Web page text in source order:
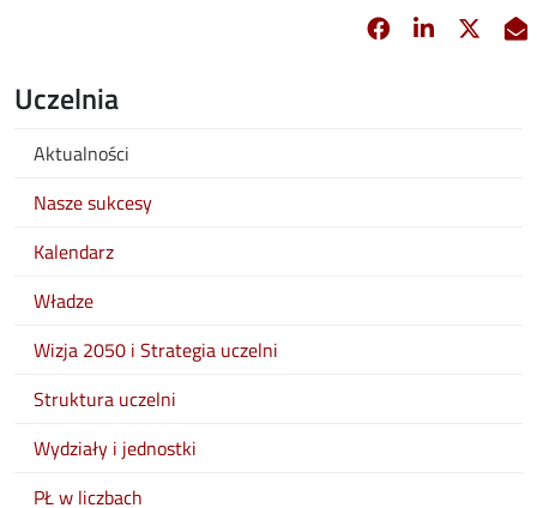
Facebook
opens in new
Linkedin
opens in
X
Uczelnia
Aktualności
Nasze sukcesy
Kalendarz
Władze
Wizja 2050 i Strategia uczelni
Struktura uczelni
Wydziały i jednostki
PŁ w liczbach